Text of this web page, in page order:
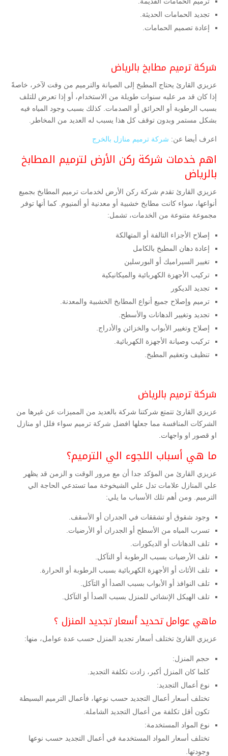
تجديد الحمامات الحديثة.
إعادة تصميم الحمامات.
شركة ترميم مطابخ بالرياض
عزيزي القارئ يحتاج المطبخ إلى الصيانة والترميم من وقت لآخر، خاصةً
إذا كان قد مر عليه سنوات طويلة من الاستخدام، أو إذا تعرض للتلف
بسبب الرطوبة أو الحرائق أو الصدمات. كذلك بسبب وجود المياه فيه
بشكل مستمر وبدون توقف كل هذا يسبب له العديد من المخاطر.
اعرف أيضا عن: شركة ترميم منازل بالخرج
اهم خدمات شركة ركن الأرض لترميم المطابخ
بالرياض
عزيزي القارئ تقدم شركة ركن الأرض لخدمات ترميم المطابخ بجميع
أنواعها، سواء كانت مطابخ خشبية أو معدنية أو ألمنيوم. كما أنها توفر
مجموعة متنوعة من الخدمات، تشمل:
إصلاح الأجزاء التالفة أو المتهالكة
إعادة دهان المطبخ بالكامل
تغيير السيراميك أو البورسلين
تركيب الأجهزة الكهربائية والميكانيكية
تجديد الديكور
ترميم وإصلاح جميع أنواع المطابخ الخشبية والمعدنة.
تجديد وتغيير الدهانات والأسطح.
إصلاح وتغيير الأبواب والخزائن والأدراج.
تركيب وصيانة الأجهزة الكهربائية.
تنظيف وتعقيم المطبخ.
شركة ترميم بالرياض
عزيزي القارئ تتمتع شركتنا شركة بالعديد من المميزات عن غيرها من
الشركات المنافسة مما جعلها افضل شركة ترميم سواء فلل او منازل
او قصور او واجهات.
ما هي أسباب اللجوء الي الترميم؟
عزيزي القارئ من المؤكد جدا أن مع مرور الوقت و الزمن قد يظهر
علي المنازل علامات تدل علي الشيخوخة مما تستدعي الحاجة الي
الترميم. ومن أهم تلك الأسباب ما يلي:
وجود شقوق أو تشققات في الجدران أو الأسقف.
تسرب المياه من الأسطح أو الجدران أو الأرضيات.
تلف الدهانات أو الديكورات.
تلف الأرضيات بسبب الرطوبة أو التآكل.
تلف الأثاث أو الأجهزة الكهربائية بسبب الرطوبة أو الحرارة.
تلف النوافذ أو الأبواب بسبب الصدأ أو التآكل.
تلف الهيكل الإنشائي للمنزل بسبب الصدأ أو التآكل.
ماهي عوامل تحديد أسعار تجديد المنزل ؟
عزيزي القارئ تختلف أسعار تجديد المنزل حسب عدة عوامل، منها:
حجم المنزل:
كلما كان المنزل أكبر، زادت تكلفة التجديد.
نوع أعمال التجديد:
تختلف أسعار أعمال التجديد حسب نوعها، فأعمال الترميم البسيطة
تكون أقل تكلفة من أعمال التجديد الشاملة.
نوع المواد المستخدمة:
تختلف أسعار المواد المستخدمة في أعمال التجديد حسب نوعها
وجودتها.